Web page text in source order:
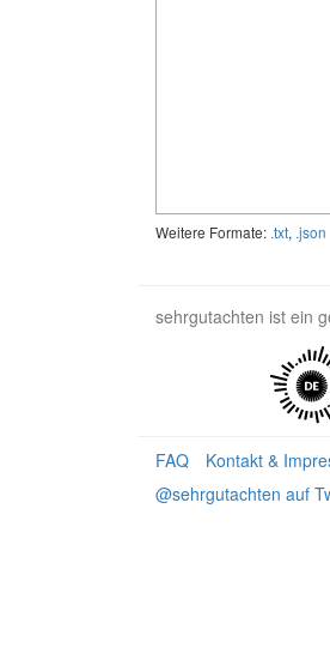
Weitere Formate: .txt, .json
sehrgutachten ist ein
FAQ
Kontakt &
@sehrgutachten auf